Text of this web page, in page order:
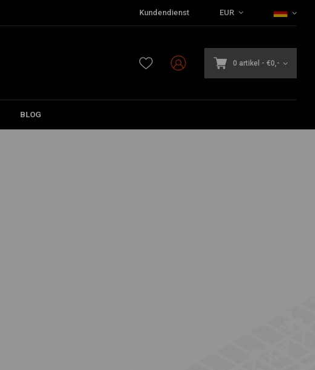
Kundendienst EUR
0 artikel - €0,-
BLOG